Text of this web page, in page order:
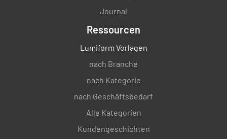
Journal
Ressourcen
Lumiform Vorlagen
nach Branche
nach Kategorie
nach Geschäftsbedarf
Alle Kategorien
Kundengeschichten